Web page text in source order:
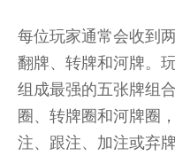
每位玩家通常会收到
翻牌、转牌和河牌。
组成最强的五张牌组
圈、转牌圈和河牌圈
注、跟注、加注或弃